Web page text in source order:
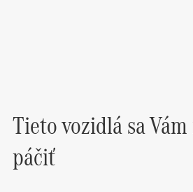
Tieto vozidlá sa
páčiť